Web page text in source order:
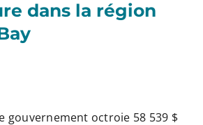
dans la région
gouvernement octroie 58 539 $